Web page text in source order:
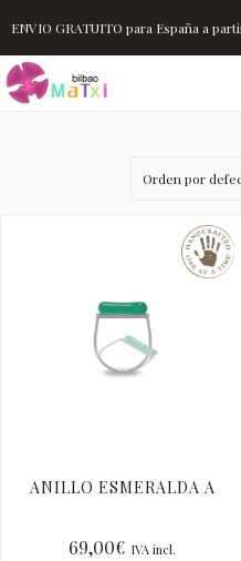
ENVIO GRATUITO para España a
ANILLO ESMERALDA A
69,00€ IVA incl.